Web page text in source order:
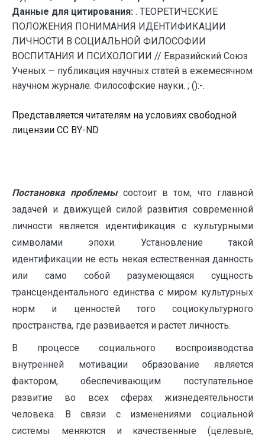
Данные для цитирования: . ТЕОРЕТИЧЕСКИЕ
ПОЛОЖЕНИЯ ПОНИМАНИЯ ИДЕНТИФИКАЦИИ
ЛИЧНОСТИ В СОЦИАЛЬНОЙ ФИЛОСОФИИ
ВОСПИТАНИЯ И ПСИХОЛОГИИ // Евразийский Союз
Ученых — публикация научных статей в ежемесячном
научном журнале. Философские науки. ; ():-.
Представляется читателям на условиях свободной
лицензии CC BY-ND
Постановка проблемысостоит в том, что главной
задачей и движущей силой развития современной
личности является идентификация с культурными
символами эпохи. Установление такой
идентификации не есть некая естественная данность
или само собой разумеющаяся сущность
трансцендентального единства с миром культурных
норм и ценностей того социокультурного
пространства, где развивается и растет личность.
В процессе социального воспроизводства
внутренней мотивации образование является
фактором, обеспечивающим поступательное
развитие во всех сферах жизнедеятельности
человека. В связи с изменениями социальной
системы меняются и качественные (целевые,